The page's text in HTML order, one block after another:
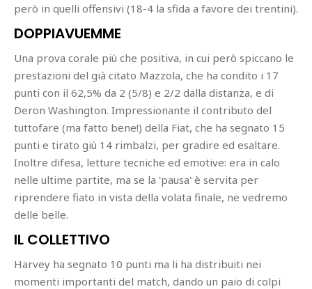
però in quelli offensivi (18-4 la sfida a favore dei trentini).
DOPPIAVUEMME
Una prova corale più che positiva, in cui però spiccano le
prestazioni del già citato Mazzola, che ha condito i 17
punti con il 62,5% da 2 (5/8) e 2/2 dalla distanza, e di
Deron Washington. Impressionante il contributo del
tuttofare (ma fatto bene!) della Fiat, che ha segnato 15
punti e tirato giù 14 rimbalzi, per gradire ed esaltare.
Inoltre difesa, letture tecniche ed emotive: era in calo
nelle ultime partite, ma se la 'pausa' è servita per
riprendere fiato in vista della volata finale, ne vedremo
delle belle.
IL COLLETTIVO
Harvey ha segnato 10 punti ma li ha distribuiti nei
momenti importanti del match, dando un paio di colpi